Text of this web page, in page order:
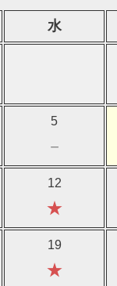
水
5
－
12
★
19
★